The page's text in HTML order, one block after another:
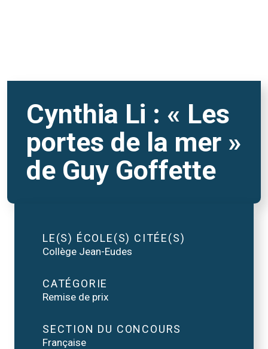
Cynthia Li : « Les
portes de la mer »
de Guy Goffette
LE(S) ÉCOLE(S) CITÉE(S)
Collège Jean-Eudes
CATÉGORIE
Remise de prix
SECTION DU CONCOURS
Française